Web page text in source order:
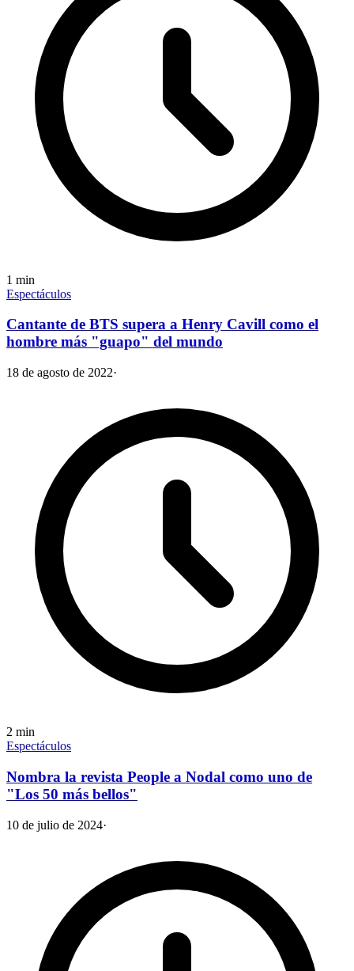
1 min
Espectáculos
Cantante de BTS supera a Henry Cavill como el
hombre más "guapo" del mundo
18 de agosto de 2022·
2 min
Espectáculos
Nombra la revista People a Nodal como uno de
"Los 50 más bellos"
10 de julio de 2024·